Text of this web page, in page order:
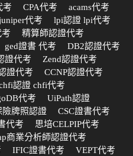
考 CPA代考
acams代考
代考
lpi認證 lpi代考
精算師認證代考
ged證書 代考
DB2認證代考
證代考
Zend認證代考
證代考
CCNP認證代考
認證 chfi代考
代考
UiPath認證
險牌照認證
CSC證書代考
代考
思培CELPIP代考
商業分析師認證代考
IFIC證書代考
VEPT代考